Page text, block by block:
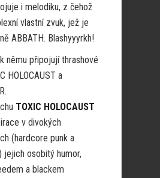
i melodiku, z čehož
vlastní zvuk, jež je
ABBATH. Blashyyyrkh!
němu připojují thrashové
HOLOCAUST a
TOXIC HOLOCAUST
v divokých
(hardcore punk a
jejich osobitý humor,
a blackem